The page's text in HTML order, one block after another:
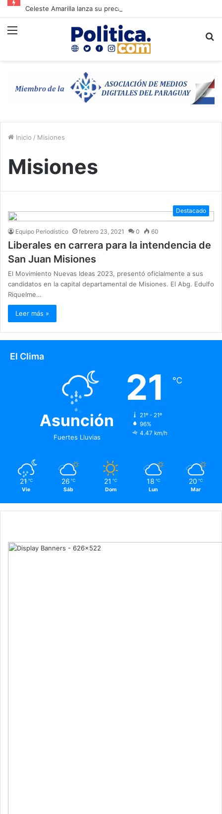
Inicio / Misiones
Misiones
Destacado
Equipo Periodístico febrero 23, 2021 0 60
Liberales en carrera para la intendencia de
San Juan Misiones
El Movimiento Nuevas Ideas 2023, presentó oficialmente a sus
candidatos en la capital departamental de Misiones. El Abg. Edulfo
Riquelme…
Leer más »
El Clima
Asunción
Fuertes Lluvias
21 ℃
21º - 21º
96%
4.47 km/h
21 ℃
Vie
26 ℃
Sáb
21 ℃
Dom
18 ℃
Lun
20 ℃
Mar